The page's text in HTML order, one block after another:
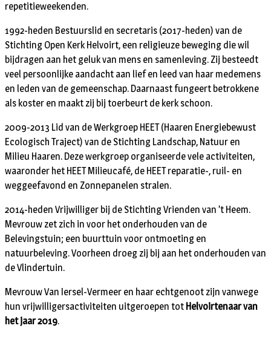
repetitieweekenden.
1992-heden Bestuurslid en secretaris (2017-heden) van de
Stichting Open Kerk Helvoirt, een religieuze beweging die wil
bijdragen aan het geluk van mens en samenleving. Zij besteedt
veel persoonlijke aandacht aan lief en leed van haar medemens
en leden van de gemeenschap. Daarnaast fungeert betrokkene
als koster en maakt zij bij toerbeurt de kerk schoon.
2009-2013 Lid van de Werkgroep HEET (Haaren Energiebewust
Ecologisch Traject) van de Stichting Landschap, Natuur en
Milieu Haaren. Deze werkgroep organiseerde vele activiteiten,
waaronder het HEET Milieucafé, de HEET reparatie-, ruil- en
weggeefavond en Zonnepanelen stralen.
2014-heden Vrijwilliger bij de Stichting Vrienden van ’t Heem.
Mevrouw zet zich in voor het onderhouden van de
Belevingstuin; een buurttuin voor ontmoeting en
natuurbeleving. Voorheen droeg zij bij aan het onderhouden van
de Vlindertuin.
Mevrouw Van Iersel-Vermeer en haar echtgenoot zijn vanwege
hun vrijwilligersactiviteiten uitgeroepen tot Helvoirtenaar van
het jaar 2019.